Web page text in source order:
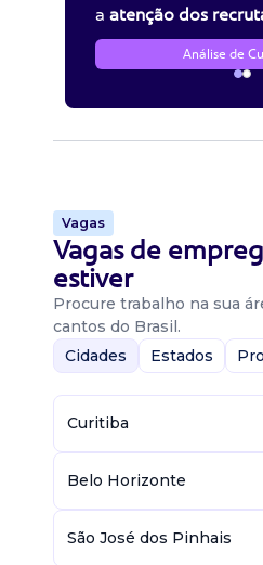
a atenção dos
Análise de
Vagas
Vagas de
estiver
Procure trabalho na sua
cantos do Brasil.
Cidades
Estados
Curitiba
Belo Horizonte
São José dos Pinhais